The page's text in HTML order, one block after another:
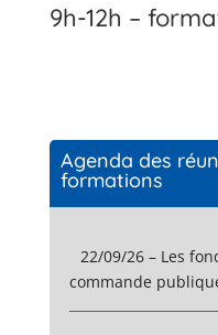
9h-12h –
Agenda des
formations
22/09/26 – Les
commande